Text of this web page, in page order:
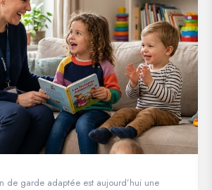
de garde adaptée est aujourd’hui une